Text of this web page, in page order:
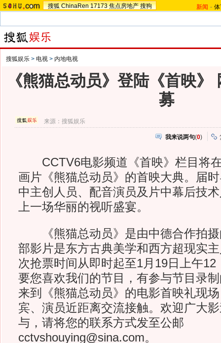
搜狐 ChinaRen 17173 焦点房地产 搜狗 新闻 -
搜狐娱乐 > 电视 > 内地电视
《熊猫总动员》登陆《首映》
募
来源：搜狐娱乐
我来说两句(0)
CCTV6电影频道《首映》栏目将在
画片《熊猫总动员》的首映大典。届
中主创人员、配音演员及片中幕后技
上一场华丽的视听盛宴。
《熊猫总动员》是由中德合作拍摄
部影片是东方古典美学和西方超现实
次抢票时间从即时起至1月19日上午12
要您喜欢我们的节目，有参与节目录
来到《熊猫总动员》的电影首映礼现
宾、演员近距离交流接触。欢迎广大
与，请将您的联系方式发至公邮
cctvshouying@sina.com。